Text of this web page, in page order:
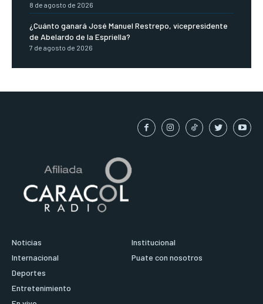
8 de agosto de 2026
¿Cuánto ganará José Manuel Restrepo, vicepresidente
de Abelardo de la Espriella?
7 de agosto de 2026
Noticias
Internacional
Deportes
Entretenimiento
Institucional
Puate con nosotros